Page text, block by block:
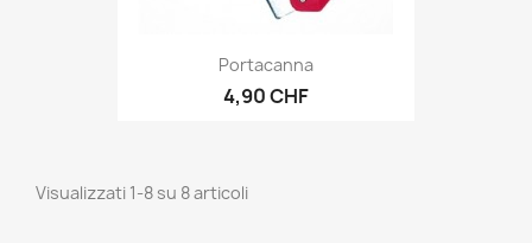
Portacanna
4,90 CHF
Visualizzati 1-8 su 8 articoli